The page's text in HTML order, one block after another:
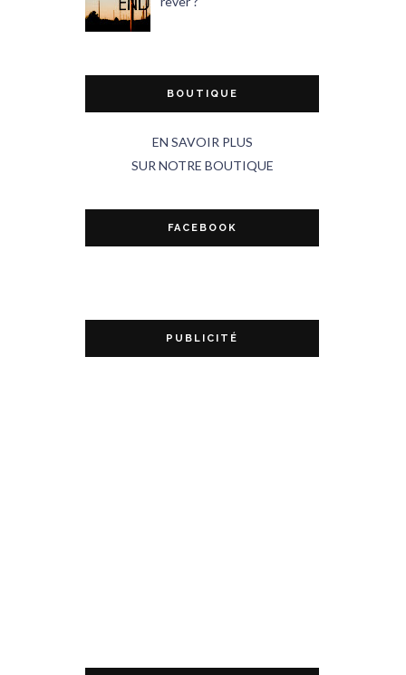
BOUTIQUE
EN SAVOIR PLUS
SUR NOTRE BOUTIQUE
FACEBOOK
PUBLICITÉ